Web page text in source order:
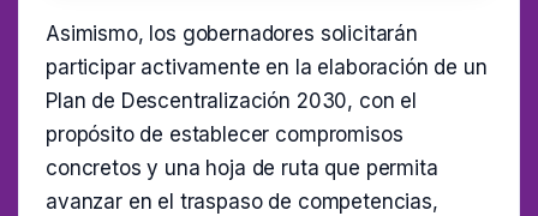
Asimismo, los gobernadores solicitarán
participar activamente en la elaboración de un
Plan de Descentralización 2030, con el
propósito de establecer compromisos
concretos y una hoja de ruta que permita
avanzar en el traspaso de competencias,